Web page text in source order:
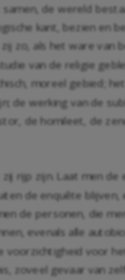
de wereld
kant, bezien en
zo, als het ware van
van de religie
moreel gebied;
werking van de
de homileet, de
rijp zijn. Laat men
de enquête blijven,
de personen, die
evenals alle
voorzichtigheid voor
zoveel gevaar van